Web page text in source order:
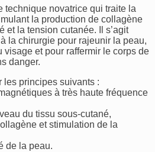
technique novatrice qui traite la
la production de collagène
et la tension cutanée. Il s’agit
la chirurgie pour rajeunir la peau,
visage et pour raffermir le corps de
danger.
les principes suivants :
à très haute fréquence
du tissu sous-cutané,
et stimulation de la
de la peau.